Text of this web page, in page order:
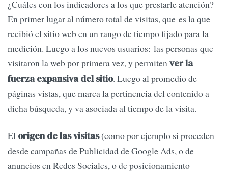
¿Cuáles con los indicadores a los que prestarle atención?
En primer lugar al número total de visitas, que es la que
recibió el sitio web en un rango de tiempo fijado para la
medición. Luego a los nuevos usuarios: las personas que
visitaron la web por primera vez, y permitenver la
fuerza expansiva del sitio. Luego al promedio de
páginas vistas, que marca la pertinencia del contenido a
dicha búsqueda, y va asociada al tiempo de la visita.
El origen de las visitas(como por ejemplo si proceden
desde campañas de Publicidad de Google Ads, o de
anuncios en Redes Sociales, o de posicionamiento